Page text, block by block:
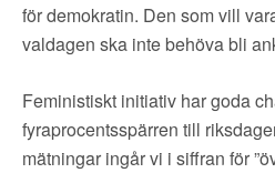
för demokratin. Den som vill
valdagen ska inte behöva bli
Feministiskt initiativ har goda
fyraprocentsspärren till
mätningar ingår vi i siffran för